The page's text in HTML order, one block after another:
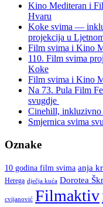
svugdje
Kino Mediteran i
Hvaru
Koke svima —
projekcija u
Film svima i Kino
110. Film svima
Koke
Film svima i Kino
Na 73. Pula Film
svugdje
Cinehill,
Smjernica svima
Oznake
10 godina film svima anja
Herega dječja kuća Dorotea
cvijanović Filmaktiv